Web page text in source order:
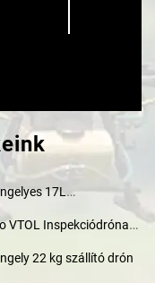
17L
drón 4K
és GPS-zel
VTOL Inspekciódróna
Indulási és
22 kg szállító drón